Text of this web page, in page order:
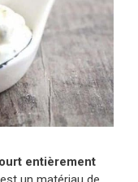
entièrement